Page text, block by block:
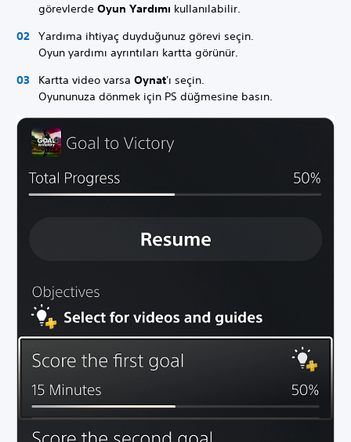
görevlerde Oyun Yardımı kullanılabilir.
Yardıma ihtiyaç duyduğunuz görevi seçin.
Oyun yardımı ayrıntıları kartta görünür.
Kartta video varsa Oynat'ı seçin.
Oyununuza dönmek için PS düğmesine basın.